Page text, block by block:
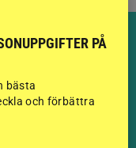
I
PÅ
bästa
och förbättra